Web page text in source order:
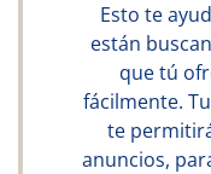
Esto te
están
que tú
fácilmente.
te
anuncios,